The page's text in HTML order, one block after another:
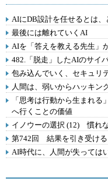
AIにDB設計を任せるとは、
最後には離れていくAI
AIを「答えを教える先生」
482.「脱走」したAIのサイ
包み込んでいく、セキュリ
人間は、弱いからハッキン
「思考は行動から生まれ
へ行くことの価値
イノウーの選択 (12) 慣れ
第742回 結果を引き受ける
AI時代に、人間が失っては